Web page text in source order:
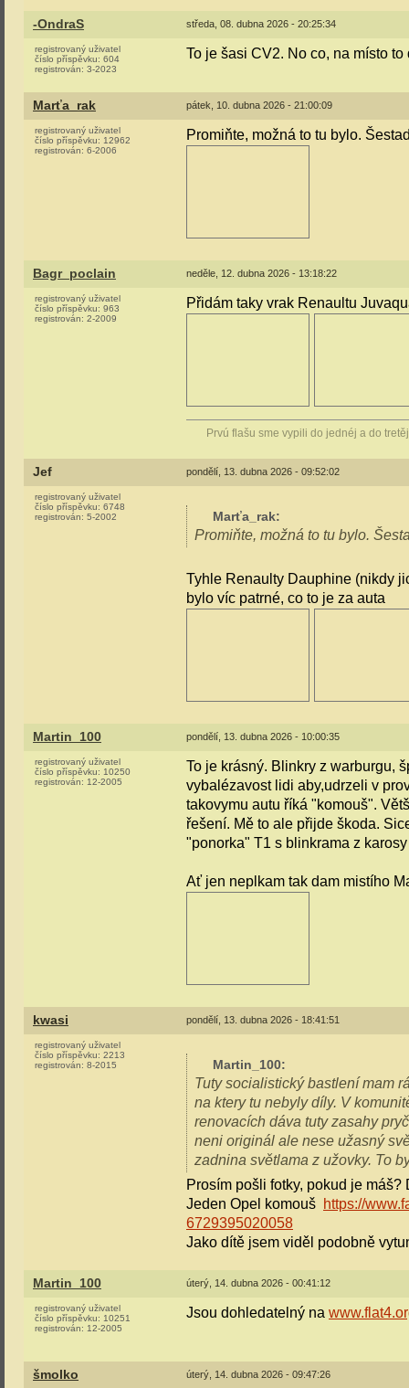
-OndraS středa, 08. dubna 2026 - 20:25:34
registrovaný uživatel
číslo příspěvku: 604
registrován: 3-2023
To je šasi CV2. No co, na místo
Marťa_rak pátek, 10. dubna 2026 - 21:00:09
registrovaný uživatel
číslo příspěvku: 12962
registrován: 6-2006
Promiňte, možná to tu bylo.
Bagr_poclain neděle, 12. dubna 2026 - 13:18:22
registrovaný uživatel
číslo příspěvku: 963
registrován: 2-2009
Přidám taky vrak Renaultu
Prvú flašu sme vypili do jednéj a do
Jef pondělí, 13. dubna 2026 - 09:52:02
registrovaný uživatel
číslo příspěvku: 6748
registrován: 5-2002 Marťa_rak:
Promiňte, možná to tu bylo.
Tyhle Renaulty Dauphine (nikdy
bylo víc patrné, co to je za auta
Martin_100 pondělí, 13. dubna 2026 - 10:00:35
registrovaný uživatel
číslo příspěvku: 10250
registrován: 12-2005
To je krásný. Blinkry z warburgu,
vybalézavost lidi aby,udrzeli v
takovymu autu říká "komouš".
řešení. Mě to ale přijde škoda.
"ponorka" T1 s blinkrama z
Ať jen neplkam tak dam mistího
kwasi pondělí, 13. dubna 2026 - 18:41:51
registrovaný uživatel
číslo příspěvku: 2213
registrován: 8-2015 Martin_100:
Tuty socialistický bastlení mam
na ktery tu nebyly díly. V
renovacích dáva tuty zasahy
neni originál ale nese užasný
zadnina světlama z užovky. To
Prosím pošli fotky, pokud je máš?
Jeden Opel komouš https://
6729395020058
Jako dítě jsem viděl podobně
Martin_100 úterý, 14. dubna 2026 - 00:41:12
registrovaný uživatel
číslo příspěvku: 10251
registrován: 12-2005
Jsou dohledatelný na
šmolko úterý, 14. dubna 2026 - 09:47:26